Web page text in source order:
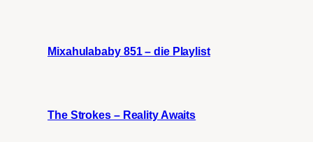
Mixahulababy 851 – die Playlist
The Strokes – Reality Awaits